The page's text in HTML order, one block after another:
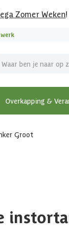
Zomer Weken!
Overkapping &
Groot